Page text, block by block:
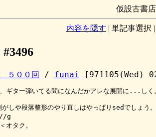
仮設古書店
内容を隠す | 単記事選択
００回 / funai [971105(Wed)
ギター弾いてる間になんだかアレな展開に...しく
がしや段落整形のやり直しはやっぱりsedでしょう。
g
オタク。